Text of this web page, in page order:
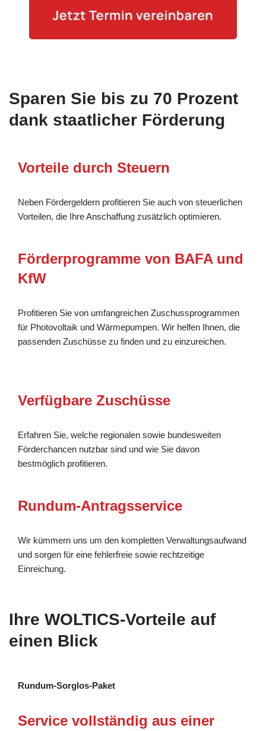
Sparen Sie bis zu 70 Prozent
dank staatlicher Förderung
Vorteile durch Steuern
Neben Fördergeldern profitieren Sie auch von steuerlichen
Vorteilen, die Ihre Anschaffung zusätzlich optimieren.
Förderprogramme von BAFA und
KfW
Profitieren Sie von umfangreichen Zuschussprogrammen
für Photovoltaik und Wärmepumpen. Wir helfen Ihnen, die
passenden Zuschüsse zu finden und zu einzureichen.
Verfügbare Zuschüsse
Erfahren Sie, welche regionalen sowie bundesweiten
Förderchancen nutzbar sind und wie Sie davon
bestmöglich profitieren.
Rundum-Antragsservice
Wir kümmern uns um den kompletten Verwaltungsaufwand
und sorgen für eine fehlerfreie sowie rechtzeitige
Einreichung.
Ihre WOLTICS-Vorteile auf
einen Blick
Rundum-Sorglos-Paket
Service vollständig aus einer